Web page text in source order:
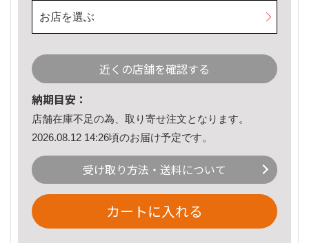
お店を選ぶ
近くの店舗を確認する
納期目安：
店舗在庫不足の為、取り寄せ注文となります。
2026.08.12 14:26頃のお届け予定です。
受け取り方法・送料について
カートに入れる